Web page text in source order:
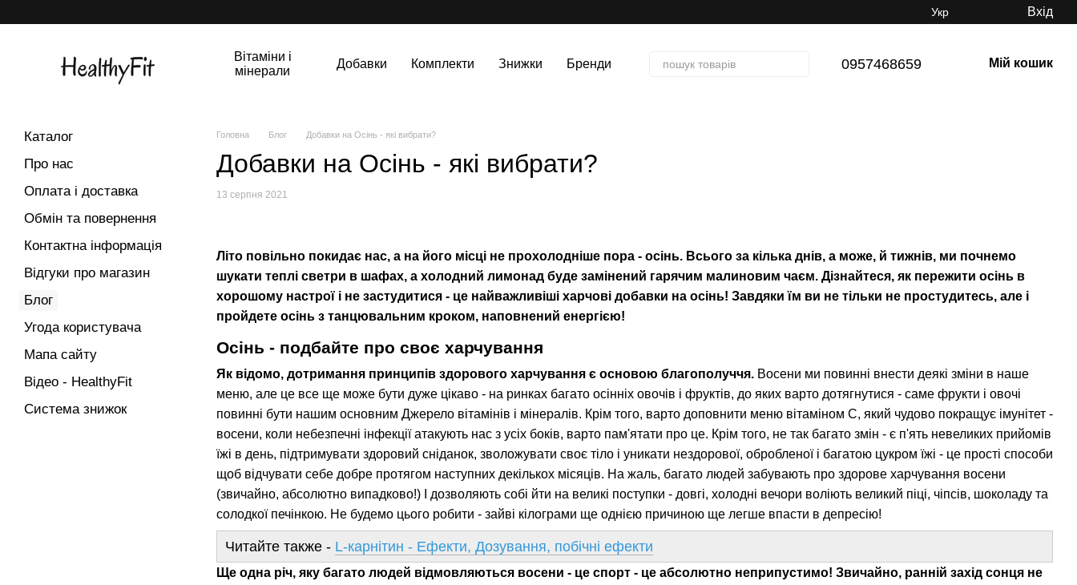
Укр Вхід
Вітаміни і
мінерали
Добавки Комплекти Знижки Бренди 0957468659 Мій кошик
Головна Блог Добавки на Осінь - які вибрати?
Добавки на Осінь - які вибрати?
13 серпня 2021
Літо повільно покидає нас, а на його місці не прохолодніше пора - осінь. Всього за кілька днів, а може, й тижнів, ми почнемо
шукати теплі светри в шафах, а холодний лимонад буде замінений гарячим малиновим чаєм. Дізнайтеся, як пережити осінь в
хорошому настрої і не застудитися - це найважливіші харчові добавки на осінь! Завдяки їм ви не тільки не простудитесь, але і
пройдете осінь з танцювальним кроком, наповнений енергією!
Осінь - подбайте про своє харчування
Як відомо, дотримання принципів здорового харчування є основою благополуччя. Восени ми повинні внести деякі зміни в наше
меню, але це все ще може бути дуже цікаво - на ринках багато осінніх овочів і фруктів, до яких варто дотягнутися - саме фрукти і овочі
повинні бути нашим основним Джерело вітамінів і мінералів. Крім того, варто доповнити меню вітаміном С, який чудово покращує імунітет -
восени, коли небезпечні інфекції атакують нас з усіх боків, варто пам'ятати про це. Крім того, не так багато змін - є п'ять невеликих прийомів
їжі в день, підтримувати здоровий сніданок, зволожувати своє тіло і уникати нездорової, обробленої і багатою цукром їжі - це прості способи
щоб відчувати себе добре протягом наступних декількох місяців. На жаль, багато людей забувають про здорове харчування восени
(звичайно, абсолютно випадково!) І дозволяють собі йти на великі поступки - довгі, холодні вечори воліють великий піці, чіпсів, шоколаду та
солодкої печінкою. Не будемо цього робити - зайві кілограми ще однією причиною ще легше впасти в депресію!
Читайте также - L-карнітин - Ефекти, Дозування, побічні ефекти
Ще одна річ, яку багато людей відмовляються восени - це спорт - це абсолютно неприпустимо! Звичайно, ранній захід сонця не
Каталог
Про нас
Оплата і доставка
Обмін та повернення
Контактна інформація
Відгуки про магазин
Блог
Угода користувача
Мапа сайту
Відео - HealthyFit
Система знижок